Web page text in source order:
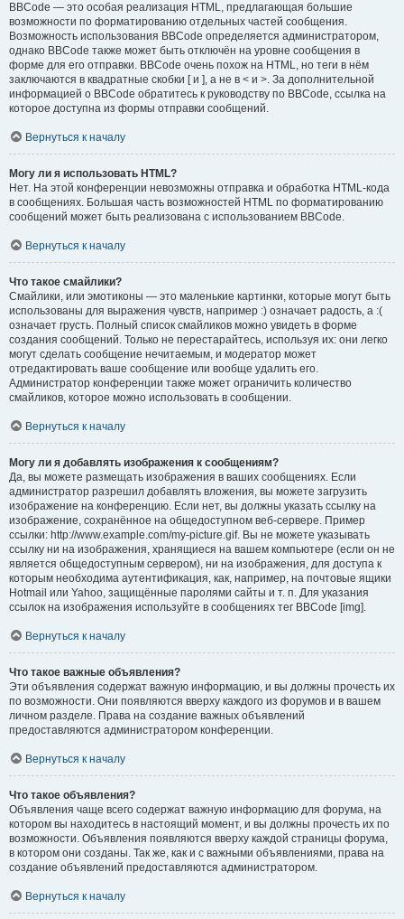
BBCode — это особая реализация HTML, предлагающая большие
возможности по форматированию отдельных частей сообщения.
Возможность использования BBCode определяется администратором,
однако BBCode также может быть отключён на уровне сообщения в
форме для его отправки. BBCode очень похож на HTML, но теги в нём
заключаются в квадратные скобки [ и ], а не в < и >. За дополнительной
информацией о BBCode обратитесь к руководству по BBCode, ссылка на
которое доступна из формы отправки сообщений.
Вернуться к началу
Могу ли я использовать HTML?
Нет. На этой конференции невозможны отправка и обработка HTML-кода
в сообщениях. Большая часть возможностей HTML по форматированию
сообщений может быть реализована с использованием BBCode.
Вернуться к началу
Что такое смайлики?
Смайлики, или эмотиконы — это маленькие картинки, которые могут быть
использованы для выражения чувств, например :) означает радость, а :(
означает грусть. Полный список смайликов можно увидеть в форме
создания сообщений. Только не перестарайтесь, используя их: они легко
могут сделать сообщение нечитаемым, и модератор может
отредактировать ваше сообщение или вообще удалить его.
Администратор конференции также может ограничить количество
смайликов, которое можно использовать в сообщении.
Вернуться к началу
Могу ли я добавлять изображения к сообщениям?
Да, вы можете размещать изображения в ваших сообщениях. Если
администратор разрешил добавлять вложения, вы можете загрузить
изображение на конференцию. Если нет, вы должны указать ссылку на
изображение, сохранённое на общедоступном веб-сервере. Пример
ссылки: http://www.example.com/my-picture.gif. Вы не можете указывать
ссылку ни на изображения, хранящиеся на вашем компьютере (если он не
является общедоступным сервером), ни на изображения, для доступа к
которым необходима аутентификация, как, например, на почтовые ящики
Hotmail или Yahoo, защищённые паролями сайты и т. п. Для указания
ссылок на изображения используйте в сообщениях тег BBCode [img].
Вернуться к началу
Что такое важные объявления?
Эти объявления содержат важную информацию, и вы должны прочесть их
по возможности. Они появляются вверху каждого из форумов и в вашем
личном разделе. Права на создание важных объявлений
предоставляются администратором конференции.
Вернуться к началу
Что такое объявления?
Объявления чаще всего содержат важную информацию для форума, на
котором вы находитесь в настоящий момент, и вы должны прочесть их по
возможности. Объявления появляются вверху каждой страницы форума,
в котором они созданы. Так же, как и с важными объявлениями, права на
создание объявлений предоставляются администратором.
Вернуться к началу